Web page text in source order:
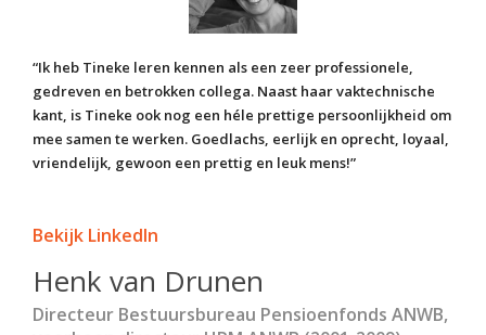
“Ik heb Tineke leren kennen als een zeer professionele,
gedreven en betrokken collega. Naast haar vaktechnische
kant, is Tineke ook nog een héle prettige persoonlijkheid om
mee samen te werken. Goedlachs, eerlijk en oprecht, loyaal,
vriendelijk, gewoon een prettig en leuk mens!”
Bekijk LinkedIn
Henk van Drunen
Directeur Bestuursbureau Pensioenfonds ANWB,